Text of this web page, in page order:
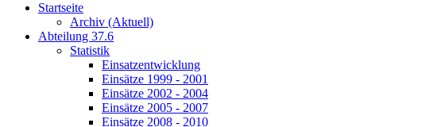
Startseite
Archiv (Aktuell)
Abteilung 37.6
Statistik
Einsatzentwicklung
Einsätze 1999 - 2001
Einsätze 2002 - 2004
Einsätze 2005 - 2007
Einsätze 2008 - 2010